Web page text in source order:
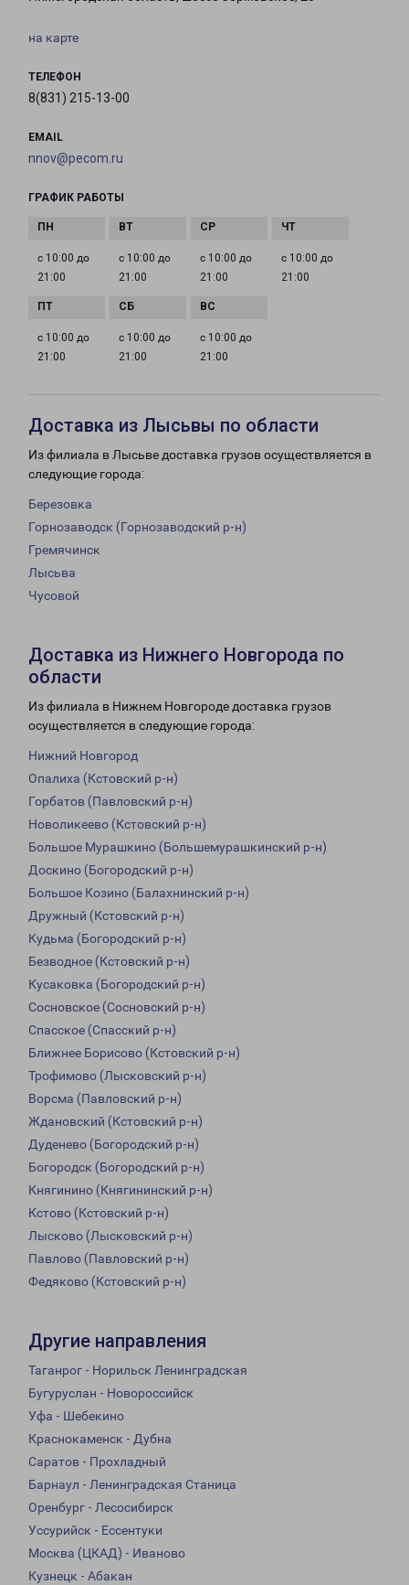
на карте
ТЕЛЕФОН
8(831) 215-13-00
EMAIL
nnov@pecom.ru
ГРАФИК РАБОТЫ
с 10:00 до
21:00
с 10:00 до
21:00
с 10:00 до
21:00
с 10:00 до
21:00
с 10:00 до
21:00
с 10:00 до
21:00
с 10:00 до
21:00
Доставка из Лысьвы по области
Из филиала в Лысьве доставка грузов осуществляется в
следующие города:
Березовка
Горнозаводск (Горнозаводский р-н)
Гремячинск
Лысьва
Чусовой
Доставка из Нижнего Новгорода по
области
Из филиала в Нижнем Новгороде доставка грузов
осуществляется в следующие города:
Нижний Новгород
Опалиха (Кстовский р-н)
Горбатов (Павловский р-н)
Новоликеево (Кстовский р-н)
Большое Мурашкино (Большемурашкинский р-н)
Доскино (Богородский р-н)
Большое Козино (Балахнинский р-н)
Дружный (Кстовский р-н)
Кудьма (Богородский р-н)
Безводное (Кстовский р-н)
Кусаковка (Богородский р-н)
Сосновское (Сосновский р-н)
Спасское (Спасский р-н)
Ближнее Борисово (Кстовский р-н)
Трофимово (Лысковский р-н)
Ворсма (Павловский р-н)
Ждановский (Кстовский р-н)
Дуденево (Богородский р-н)
Богородск (Богородский р-н)
Княгинино (Княгининский р-н)
Кстово (Кстовский р-н)
Лысково (Лысковский р-н)
Павлово (Павловский р-н)
Федяково (Кстовский р-н)
Другие направления
Таганрог - Норильск Ленинградская
Бугуруслан - Новороссийск
Уфа - Шебекино
Краснокаменск - Дубна
Саратов - Прохладный
Барнаул - Ленинградская Станица
Оренбург - Лесосибирск
Уссурийск - Ессентуки
Москва (ЦКАД) - Иваново
Кузнецк - Абакан